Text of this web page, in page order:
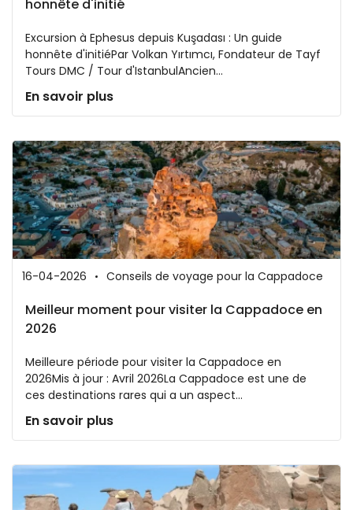
honnête d'initié
Excursion à Ephesus depuis Kuşadası : Un guide
honnête d'initiéPar Volkan Yırtımcı, Fondateur de Tayf
Tours DMC / Tour d'IstanbulAncien...
En savoir plus
16-04-2026 Conseils de voyage pour la Cappadoce
Meilleur moment pour visiter la Cappadoce en
2026
Meilleure période pour visiter la Cappadoce en
2026Mis à jour : Avril 2026La Cappadoce est une de
ces destinations rares qui a un aspect...
En savoir plus